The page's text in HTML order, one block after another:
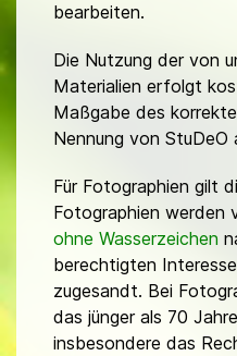
bearbeiten.
Die Nutzung der von
Materialien erfolgt
Maßgabe des
Nennung von StuDeO
Für Fotographien gilt
Fotographien werden
ohne Wasserzeichen
berechtigten
zugesandt. Bei
das jünger als 70
insbesondere das